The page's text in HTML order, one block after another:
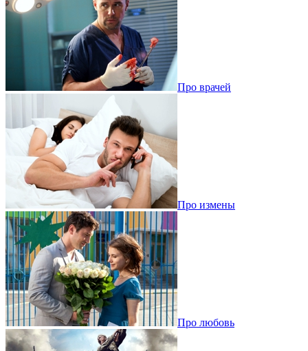
Про врачей
Про измены
Про любовь